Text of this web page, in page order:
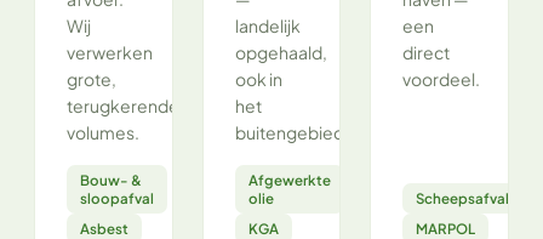
Wij
verwerken
grote,
terugkerende
volumes.
Bouw- &
sloopafval
Asbest
landelijk
opgehaald,
ook in
het
buitengebied.
Afgewerkte
olie
KGA
een
direct
voordeel.
Scheepsafval
MARPOL